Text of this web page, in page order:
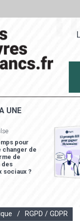
UNE
pour
changer de
de
des
sociaux ?
/ RGPD / GDPR